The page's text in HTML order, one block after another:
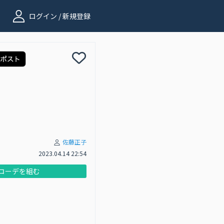
ログイン / 新規登録
佐藤正子
2023.04.14 22:54
ーデを組む